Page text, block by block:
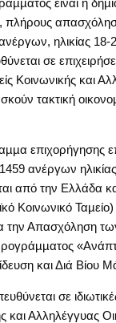
πλήρους
ηλικίας 18-
σε
Κοινωνικής και
τακτική
επιχορήγησης
ανέργων
από την Ελλάδα
Κοινωνικό Ταµείο)
την Απασχόληση
και Διά Βίου
σε
και Αλληλέγγυας